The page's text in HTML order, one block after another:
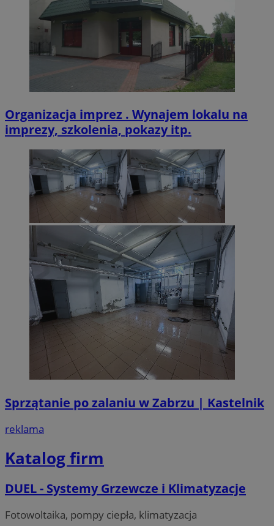
Organizacja imprez . Wynajem lokalu na
imprezy, szkolenia, pokazy itp.
Sprzątanie po zalaniu w Zabrzu | Kastelnik
reklama
Katalog firm
DUEL - Systemy Grzewcze i Klimatyzacje
Fotowoltaika, pompy ciepła, klimatyzacja